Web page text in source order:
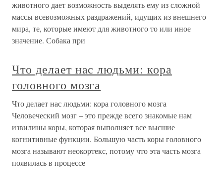
животного дает возможность выделять ему из сложной
массы всевозможных раздражений, идущих из внешнего
мира, те, которые имеют для животного то или иное
значение. Собака при
Что делает нас людьми: кора
головного мозга
Что делает нас людьми: кора головного мозга
Человеческий мозг – это прежде всего знакомые нам
извилины коры, которая выполняет все высшие
когнитивные функции. Большую часть коры головного
мозга называют неокортекс, потому что эта часть мозга
появилась в процессе